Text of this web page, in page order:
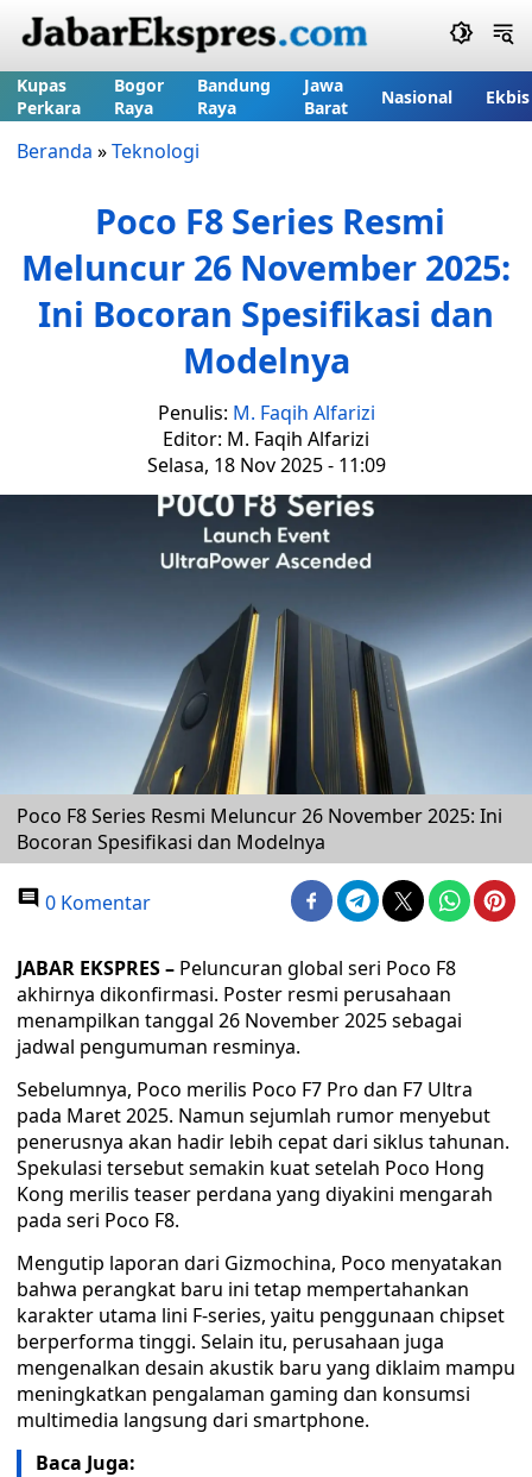
Kupas
Perkara
Bogor
Raya
Bandung
Raya
Jawa
Barat
Nasional Ekbis
Beranda »Teknologi
Poco F8 Series Resmi
Meluncur 26 November 2025:
Ini Bocoran Spesifikasi dan
Modelnya
Penulis: M. Faqih Alfarizi
Editor: M. Faqih Alfarizi
Selasa, 18 Nov 2025 - 11:09
Poco F8 Series Resmi Meluncur 26 November 2025: Ini
Bocoran Spesifikasi dan Modelnya
0 Komentar
JABAR EKSPRES – Peluncuran global seri Poco F8
akhirnya dikonfirmasi. Poster resmi perusahaan
menampilkan tanggal 26 November 2025 sebagai
jadwal pengumuman resminya.
Sebelumnya, Poco merilis Poco F7 Pro dan F7 Ultra
pada Maret 2025. Namun sejumlah rumor menyebut
penerusnya akan hadir lebih cepat dari siklus tahunan.
Spekulasi tersebut semakin kuat setelah Poco Hong
Kong merilis teaser perdana yang diyakini mengarah
pada seri Poco F8.
Mengutip laporan dari Gizmochina, Poco menyatakan
bahwa perangkat baru ini tetap mempertahankan
karakter utama lini F-series, yaitu penggunaan chipset
berperforma tinggi. Selain itu, perusahaan juga
mengenalkan desain akustik baru yang diklaim mampu
meningkatkan pengalaman gaming dan konsumsi
multimedia langsung dari smartphone.
Baca Juga: